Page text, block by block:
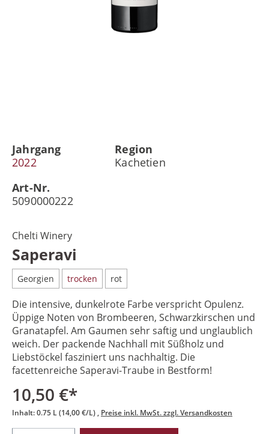
Jahrgang
2022
Region
Kachetien
Art-Nr.
5090000222
Chelti Winery
Saperavi
Georgien trocken rot
Die intensive, dunkelrote Farbe verspricht Opulenz.
Üppige Noten von Brombeeren, Schwarzkirschen und
Granatapfel. Am Gaumen sehr saftig und unglaublich
weich. Der packende Nachhall mit Süßholz und
Liebstöckel fasziniert uns nachhaltig. Die
facettenreiche Saperavi-Traube in Bestform!
10,50 €*
Inhalt:0.75 L(14,00 €/L) Preise inkl. MwSt. zzgl. Versandkosten